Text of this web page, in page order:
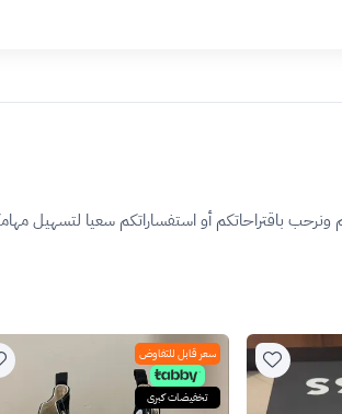
ونرحب باقتراحاتكم أو استفساراتكم سعيا لتسهيل
سعر قابل للتفاوض
تخفيضات كبرى